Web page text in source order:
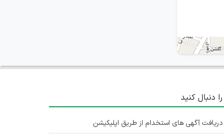
دنبال کنید
آگهی های استخدام از طریق اپلیکیشن